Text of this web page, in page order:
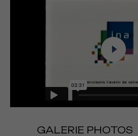
GALERIE PHOTOS